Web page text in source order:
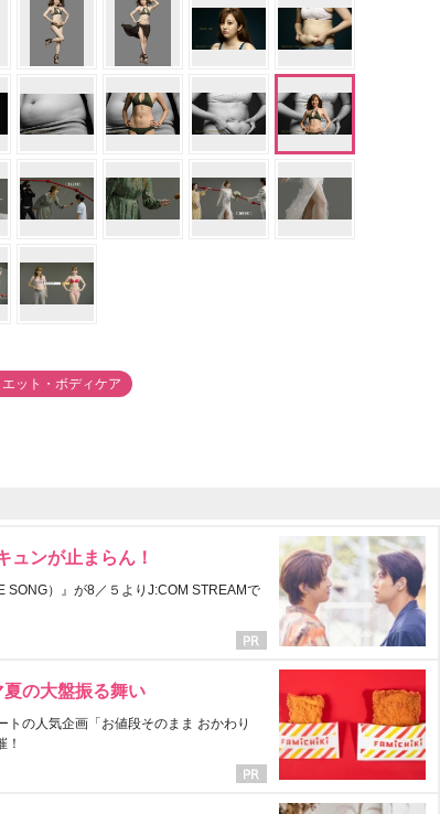
ット・ボディケア
ュンが止まらん！
SONG）』が8／５よりJ:COM STREAMで
の大盤振る舞い
の人気企画「お値段そのまま おかわり
！